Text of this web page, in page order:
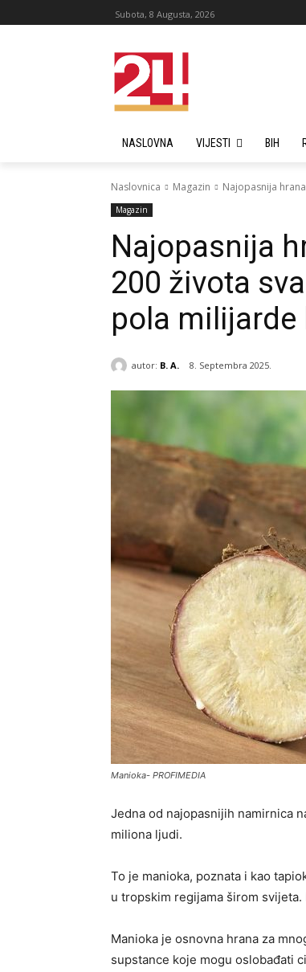
Subota, 8 Augusta, 2026
NASLOVNA VIJESTI BIH
Naslovnica Magazin Najopasnija
Magazin
Najopasnija
200 života
pola milijarde
autor: B. A. 8. Septembra 2025.
Manioka- PROFIMEDIA
Jedna od najopasnijih namirnica
miliona ljudi.
To je manioka, poznata i kao
u tropskim regijama širom
Manioka je osnovna hrana za
supstance koje mogu oslobađati